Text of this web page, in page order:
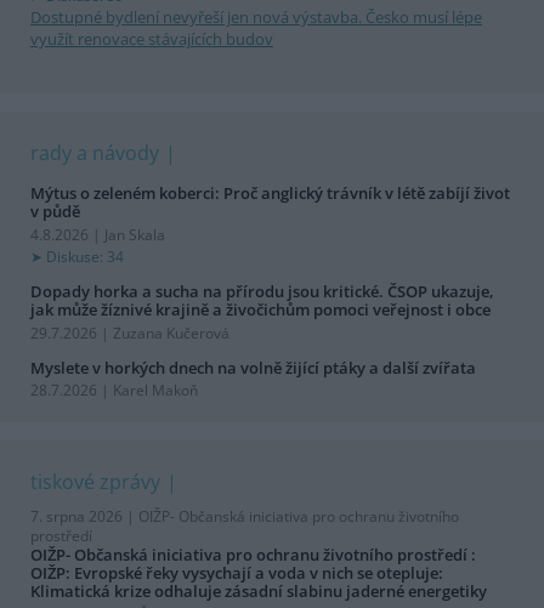
Dostupné bydlení nevyřeší jen nová výstavba. Česko musí lépe
využít renovace stávajících budov
rady a návody
Mýtus o zeleném koberci: Proč anglický trávník v létě zabíjí život
v půdě
4.8.2026 | Jan Skala
Diskuse: 34
Dopady horka a sucha na přírodu jsou kritické. ČSOP ukazuje,
jak může žíznivé krajině a živočichům pomoci veřejnost i obce
29.7.2026 | Zuzana Kučerová
Myslete v horkých dnech na volně žijící ptáky a další zvířata
28.7.2026 | Karel Makoň
tiskové zprávy
7. srpna 2026 | OIŽP- Občanská iniciativa pro ochranu životního
prostředí
OIŽP- Občanská iniciativa pro ochranu životního prostředí :
OIŽP: Evropské řeky vysychají a voda v nich se otepluje:
Klimatická krize odhaluje zásadní slabinu jaderné energetiky